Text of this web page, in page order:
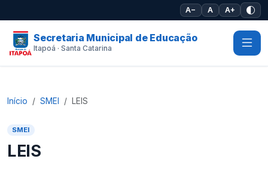
A− A A+
Secretaria Municipal de Educação
Itapoá · Santa Catarina
Início SMEI LEIS
SMEI
LEIS